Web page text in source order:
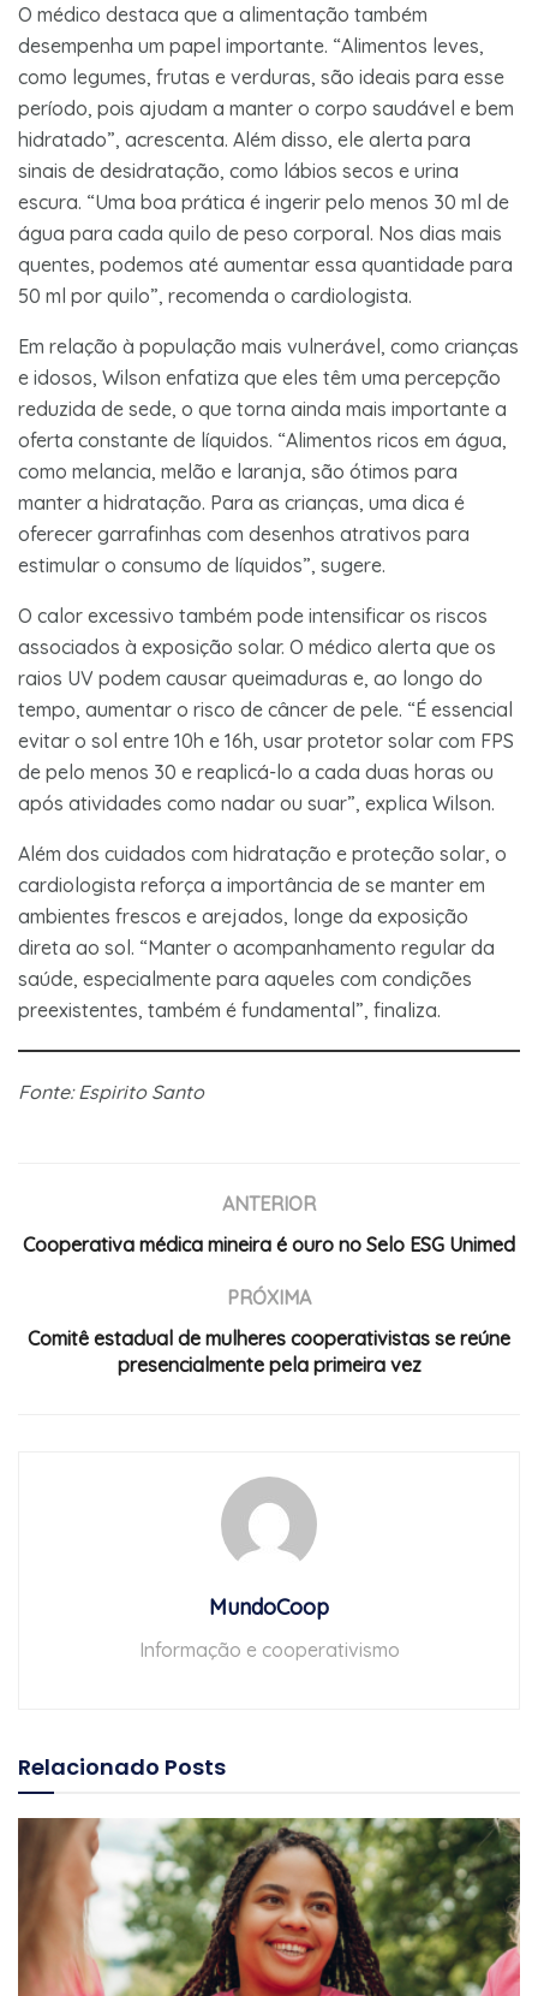
O médico destaca que a alimentação também
desempenha um papel importante. “Alimentos leves,
como legumes, frutas e verduras, são ideais para esse
período, pois ajudam a manter o corpo saudável e bem
hidratado”, acrescenta. Além disso, ele alerta para
sinais de desidratação, como lábios secos e urina
escura. “Uma boa prática é ingerir pelo menos 30 ml de
água para cada quilo de peso corporal. Nos dias mais
quentes, podemos até aumentar essa quantidade para
50 ml por quilo”, recomenda o cardiologista.
Em relação à população mais vulnerável, como crianças
e idosos, Wilson enfatiza que eles têm uma percepção
reduzida de sede, o que torna ainda mais importante a
oferta constante de líquidos. “Alimentos ricos em água,
como melancia, melão e laranja, são ótimos para
manter a hidratação. Para as crianças, uma dica é
oferecer garrafinhas com desenhos atrativos para
estimular o consumo de líquidos”, sugere.
O calor excessivo também pode intensificar os riscos
associados à exposição solar. O médico alerta que os
raios UV podem causar queimaduras e, ao longo do
tempo, aumentar o risco de câncer de pele. “É essencial
evitar o sol entre 10h e 16h, usar protetor solar com FPS
de pelo menos 30 e reaplicá-lo a cada duas horas ou
após atividades como nadar ou suar”, explica Wilson.
Além dos cuidados com hidratação e proteção solar, o
cardiologista reforça a importância de se manter em
ambientes frescos e arejados, longe da exposição
direta ao sol. “Manter o acompanhamento regular da
saúde, especialmente para aqueles com condições
preexistentes, também é fundamental”, finaliza.
Fonte: Espirito Santo
ANTERIOR
Cooperativa médica mineira é ouro no Selo ESG Unimed
PRÓXIMA
Comitê estadual de mulheres cooperativistas se reúne
presencialmente pela primeira vez
MundoCoop
Informação e cooperativismo
Relacionado Posts